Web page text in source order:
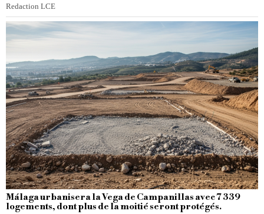
Redaction LCE
Málaga urbanisera la Vega de Campanillas avec 7 339
logements, dont plus de la moitié seront protégés.